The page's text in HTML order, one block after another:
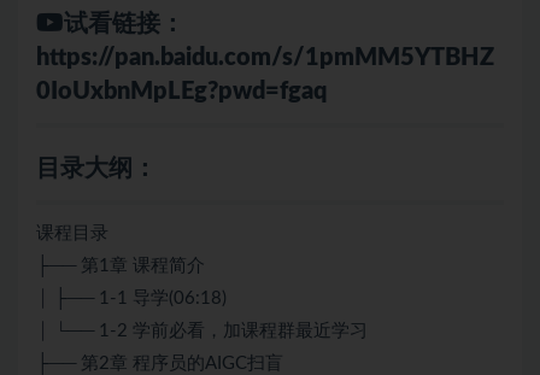
试看链接：
https://pan.baidu.com/s/1pmMM5YTBHZ
0IoUxbnMpLEg?pwd=fgaq
目录大纲：
课程目录
├── 第1章 课程简介
│ ├── 1-1 导学(06:18)
│ └── 1-2 学前必看，加课程群最近学习
├── 第2章 程序员的AIGC扫盲